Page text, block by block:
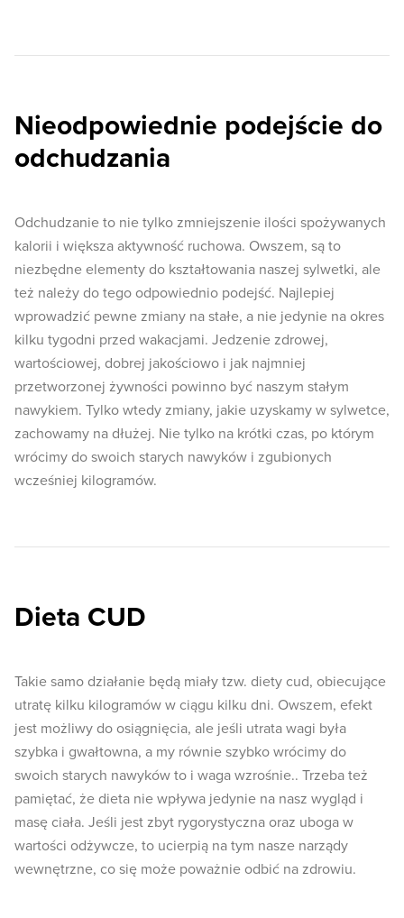
Nieodpowiednie podejście do
odchudzania
Odchudzanie to nie tylko zmniejszenie ilości spożywanych
kalorii i większa aktywność ruchowa. Owszem, są to
niezbędne elementy do kształtowania naszej sylwetki, ale
też należy do tego odpowiednio podejść. Najlepiej
wprowadzić pewne zmiany na stałe, a nie jedynie na okres
kilku tygodni przed wakacjami. Jedzenie zdrowej,
wartościowej, dobrej jakościowo i jak najmniej
przetworzonej żywności powinno być naszym stałym
nawykiem. Tylko wtedy zmiany, jakie uzyskamy w sylwetce,
zachowamy na dłużej. Nie tylko na krótki czas, po którym
wrócimy do swoich starych nawyków i zgubionych
wcześniej kilogramów.
Dieta CUD
Takie samo działanie będą miały tzw. diety cud, obiecujące
utratę kilku kilogramów w ciągu kilku dni. Owszem, efekt
jest możliwy do osiągnięcia, ale jeśli utrata wagi była
szybka i gwałtowna, a my równie szybko wrócimy do
swoich starych nawyków to i waga wzrośnie.. Trzeba też
pamiętać, że dieta nie wpływa jedynie na nasz wygląd i
masę ciała. Jeśli jest zbyt rygorystyczna oraz uboga w
wartości odżywcze, to ucierpią na tym nasze narządy
wewnętrzne, co się może poważnie odbić na zdrowiu.